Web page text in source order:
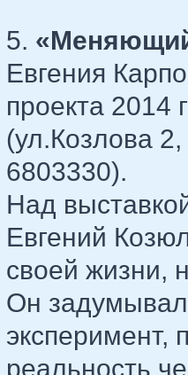
5.
Евгения
проекта
(ул.Козлова
6803330).
Над
Евгений
своей жизни,
Он задумывал
эксперимент,
реальность